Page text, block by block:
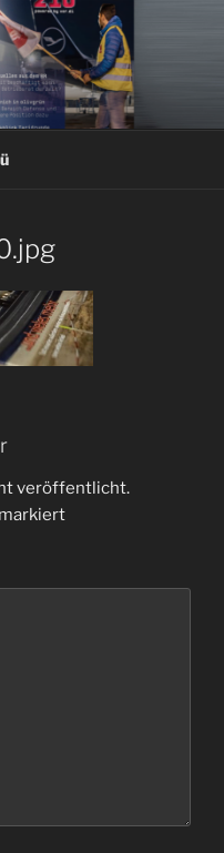
Hamburg
veröffentlicht.
markiert